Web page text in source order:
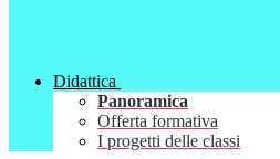
Didattica
Panoramica
Offerta formativa
I progetti delle classi